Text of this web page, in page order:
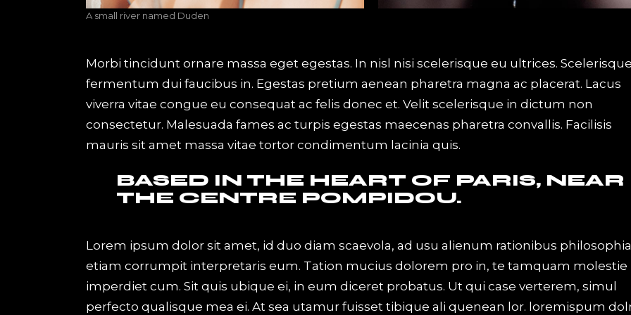
A small river named Duden
Morbi tincidunt ornare massa eget egestas. In nisl nisi scelerisque eu ultrices. Scelerisque
fermentum dui faucibus in. Egestas pretium aenean pharetra magna ac placerat. Lacus
viverra vitae congue eu consequat ac felis donec et. Velit scelerisque in dictum non
consectetur. Malesuada fames ac turpis egestas maecenas pharetra convallis. Facilisis
mauris sit amet massa vitae tortor condimentum lacinia quis.
BASED IN THE HEART OF PARIS, NEAR
THE CENTRE POMPIDOU.
Lorem ipsum dolor sit amet, id duo diam scaevola, ad usu alienum rationibus
etiam corrumpit interpretaris eum. Tation mucius dolorem pro in, te tamquam molestie
imperdiet cum. Sit quis ubique ei, in eum diceret probatus. Ut qui case verterem, simul
perfecto qualisque mea ei. At sea utamur fuisset tibique ali quenean lor. loremispum